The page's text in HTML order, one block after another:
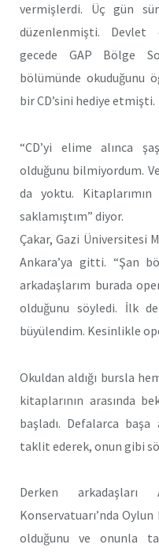
vermişlerdi. Üç gün
düzenlenmişti. Devlet
gecede GAP Bölge
bölümünde okuduğunu
bir CD’sini hediye etmişti.
“CD’yi elime alınca
olduğunu bilmiyordum.
da yoktu.
saklamıştım” diyor.
Çakar, Gazi Üniversitesi
Ankara’ya gitti. “Şan
arkadaşlarım burada
olduğunu söyledi. İlk
büyülendim. Kesinlikle
Okuldan aldığı bursla
kitaplarının arasında
başladı. Defalarca
taklit ederek, onun gibi
Derken arkadaşları
Konservatuarı’nda
olduğunu ve onunla